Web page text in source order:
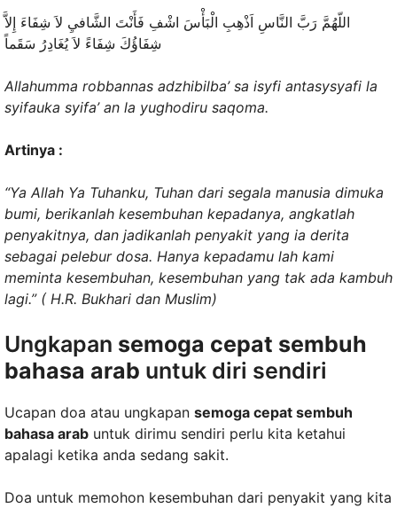
اللّهُمَّ رَبَّ النَّاسِ اَذْهِبِ الْبَأْسَ اشْفِ فَأَنْتَ الشَّافيِ لاَ شِفَاءَ إِلاَّ
شِفَاؤُكَ شِفَاءً لاَ يُغَادِرُ سَقَماً
Allahumma robbannas adzhibilba’ sa isyfi antasysyafi la
syifauka syifa’ an la yughodiru saqoma.
Artinya :
“Ya Allah Ya Tuhanku, Tuhan dari segala manusia dimuka
bumi, berikanlah kesembuhan kepadanya, angkatlah
penyakitnya, dan jadikanlah penyakit yang ia derita
sebagai pelebur dosa. Hanya kepadamu lah kami
meminta kesembuhan, kesembuhan yang tak ada kambuh
lagi.” ( H.R. Bukhari dan Muslim)
Ungkapan semoga cepat sembuh
bahasa arab untuk diri sendiri
Ucapan doa atau ungkapan semoga cepat sembuh
bahasa arab untuk dirimu sendiri perlu kita ketahui
apalagi ketika anda sedang sakit.
Doa untuk memohon kesembuhan dari penyakit yang kita